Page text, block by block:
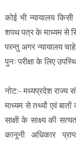
कोई भी न्यायालय
शपथ पत्र के माध्यम से
परन्तु अगर न्यायालय
पुनः परीक्षा के लिए
नोट:- मध्यप्रदेश राज्य
माध्यम से तथ्यों एवं
साक्षी के साक्ष्य की
कानूनी अधिकार